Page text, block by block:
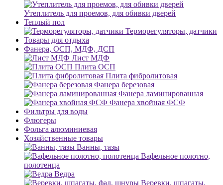
Утеплитель для проемов, для обивки дверей
Теплый пол
Терморегуляторы, датчики
Товары для отдыха
Фанера, ОСП, МДФ, ДСП
Лист МДФ
Плита ОСП
Плита фибролитовая
Фанера березовая
Фанера ламинированная
Фанера хвойная ФСФ
Фильтры для воды
Флюгеры
Фольга алюминиевая
Хозяйственные товары
Ванны, тазы
Вафельное полотно,
полотенца
Ведра
Веревки, шпагаты,